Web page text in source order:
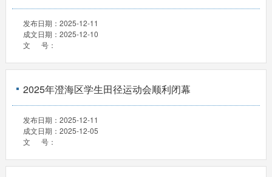
发布日期： 2025-12-11
成文日期： 2025-12-10
文 号：
2025年澄海区学生田径运动会顺利闭幕
发布日期： 2025-12-11
成文日期： 2025-12-05
文 号：